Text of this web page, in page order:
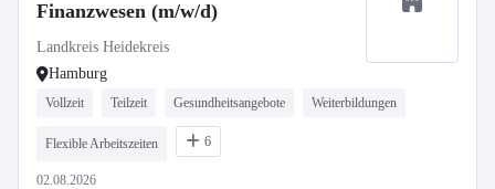
Finanzwesen (m/w/d)
Landkreis Heidekreis
Hamburg
Vollzeit Teilzeit Gesundheitsangebote Weiterbildungen
Flexible Arbeitszeiten 6
02.08.2026